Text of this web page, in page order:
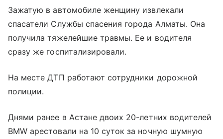
Зажатую в автомобиле женщину извлекали
спасатели Службы спасения города Алматы. Она
получила тяжелейшие травмы. Ее и водителя
сразу же госпитализировали.
На месте ДТП работают сотрудники дорожной
полиции.
Днями ранее в Астане двоих 20-летних водителей
BMW арестовали на 10 суток за ночную шумную